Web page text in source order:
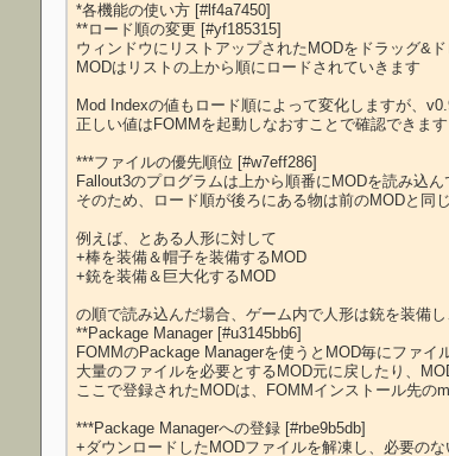
*各機能の使い方 [#lf4a7450]
**ロード順の変更 [#yf185315]
ウィンドウにリストアップされたMODをドラッグ&
MODはリストの上から順にロードされていきます
Mod Indexの値もロード順によって変化しますが、
正しい値はFOMMを起動しなおすことで確認できます
***ファイルの優先順位 [#w7eff286]
Fallout3のプログラムは上から順番にMODを読み込ん
そのため、ロード順が後ろにある物は前のMODと同
例えば、とある人形に対して
+棒を装備＆帽子を装備するMOD
+銃を装備＆巨大化するMOD
の順で読み込んだ場合、ゲーム内で人形は銃を装備
**Package Manager [#u3145bb6]
FOMMのPackage Managerを使うとMOD毎にファイ
大量のファイルを必要とするMOD元に戻したり、
ここで登録されたMODは、FOMMインストール先の
***Package Managerへの登録 [#rbe9b5db]
+ダウンロードしたMODファイルを解凍し、必要のな